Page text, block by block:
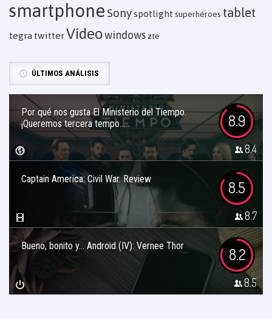
smartphone Sonyspotlight superhéroes tablet
tegra twitterVídeowindowszte
ÚLTIMOS ANÁLISIS
Por qué nos gusta El Ministerio del Tiempo.
¡Queremos tercera tempo...
8.9
8.4
Captain America: Civil War. Review 8.5
8.7
Bueno, bonito y… Android (IV): Vernee Thor 8.2
8.5